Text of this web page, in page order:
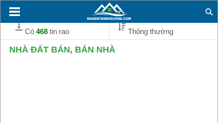
Thông thường
Có 468 tin rao
NHÀ ĐẤT BÁN, BÁN NHÀ